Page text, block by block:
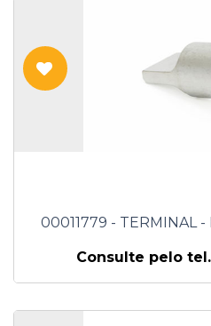
00011779 - TERMINAL -
Consulte pelo tel.